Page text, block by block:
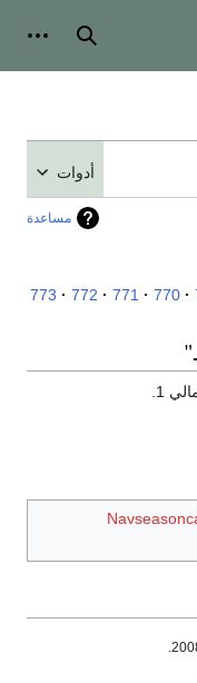
بحث
أدوات
مساعدة
770
771
772
773
1.